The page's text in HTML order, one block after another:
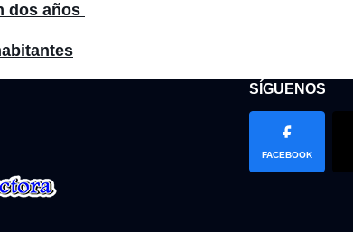
dos años
SÍGUENOS
FACEBOOK